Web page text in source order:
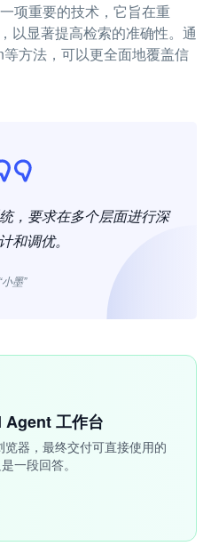
项重要的技术，它旨在重
以显著提高检索的准确性。通
方法，可以更全面地覆盖信
，要求在多个层面进行深
和调优。
“小墨”
工作台
器，最终交付可直接使用的
一段回答。